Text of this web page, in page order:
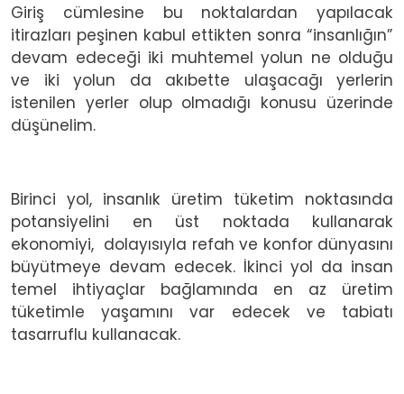
Giriş cümlesine bu noktalardan yapılacak
itirazları peşinen kabul ettikten sonra “insanlığın”
devam edeceği iki muhtemel yolun ne olduğu
ve iki yolun da akıbette ulaşacağı yerlerin
istenilen yerler olup olmadığı konusu üzerinde
düşünelim.
Birinci yol, insanlık üretim tüketim noktasında
potansiyelini en üst noktada kullanarak
ekonomiyi, dolayısıyla refah ve konfor dünyasını
büyütmeye devam edecek. İkinci yol da insan
temel ihtiyaçlar bağlamında en az üretim
tüketimle yaşamını var edecek ve tabiatı
tasarruflu kullanacak.